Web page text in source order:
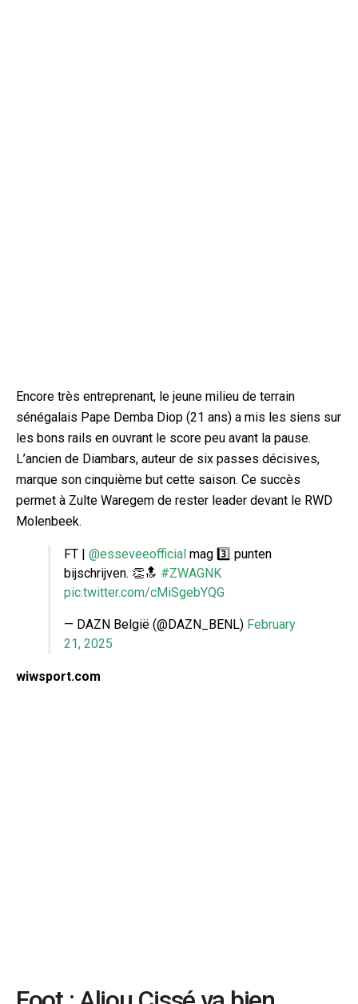
Encore très entreprenant, le jeune milieu de terrain
sénégalais Pape Demba Diop (21 ans) a mis les siens sur
les bons rails en ouvrant le score peu avant la pause.
L’ancien de Diambars, auteur de six passes décisives,
marque son cinquième but cette saison. Ce succès
permet à Zulte Waregem de rester leader devant le RWD
Molenbeek.
FT | @esseveeofficial mag 3️⃣ punten
bijschrijven. 👏🔝 #ZWAGNK
pic.twitter.com/cMiSgebYQG
— DAZN België (@DAZN_BENL) February
21, 2025
wiwsport.com